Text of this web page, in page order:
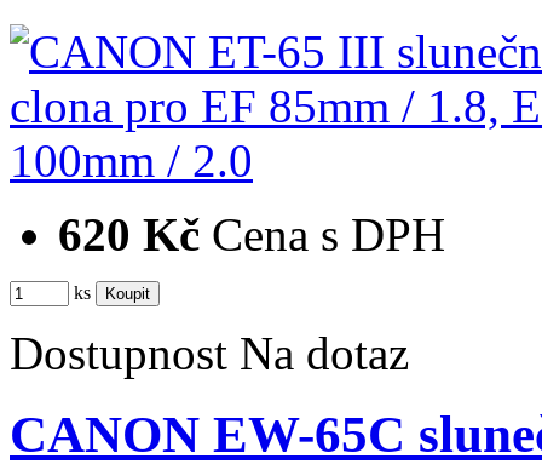
620 Kč Cena s DPH
ks
Dostupnost Na dotaz
CANON EW-65C